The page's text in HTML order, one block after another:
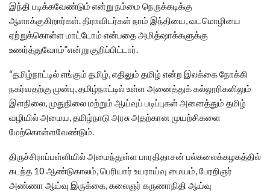
இந்தி படிக்கவேண்டும் என்று நம்மை நெருக்கடிக்கு
ஆளாக்குகிறார்கள். திராவிடர்கள் நாம் இந்தியை, வடமொழியை
ஏற்றுக்கொள்ள மாட்டோம் என்பதை அமித்ஷாக்களுக்கு
உணர்த்துவோம்”என்று குறிப்பிட்டார்.
“தமிழ்நாட்டில் எங்கும் தமிழ், எதிலும் தமிழ் என்ற இலக்கை நோக்கி
நகர்வதற்கு முன்பு, தமிழ்நாட்டில் உள்ள அனைத்துக் கல்லூரிகளிலும்
இளநிலை, முதுநிலை மற்றும் ஆய்வுப் படிப்புகள் அனைத்தும் தமிழ்
வழியில் அமைய, தமிழ்நாடு அரசு அதற்கான முயற்சிகளை
மேற்கொள்ளவேண்டும்.
திருச்சிராப்பள்ளியில் அமைந்துள்ள பாரதிதாசன் பல்கலைக்கழகத்தில்
கடந்த 10 ஆண்டுகாலம், பெரியார் உயராய்வு மையம், பேரறிஞர்
அண்ணா ஆய்வு இருக்கை, கலைஞர் கருணாநிதி ஆய்வு